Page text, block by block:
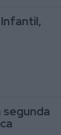
segunda